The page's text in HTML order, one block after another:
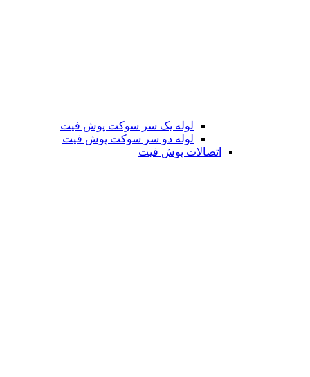
لوله یک سر سوکت پوش فیت
لوله دو سر سوکت پوش فیت
اتصالات پوش فیت